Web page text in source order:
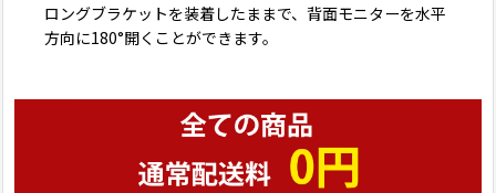
ロングブラケットを装着したままで、背面モニターを水平
方向に180°開くことができます。